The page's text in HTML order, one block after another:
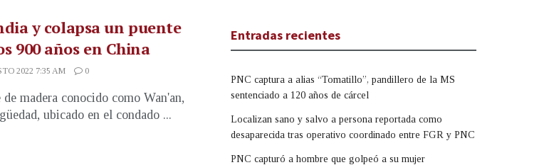
y colapsa un puente
900 años en China
2022 7:35 AM 0
madera conocido como Wan'an,
ubicado en el condado ...
Entradas recientes
PNC captura a alias “Tomatillo”, pandillero de la MS
sentenciado a 120 años de cárcel
Localizan sano y salvo a persona reportada como
desaparecida tras operativo coordinado entre FGR y PNC
PNC capturó a hombre que golpeó a su mujer